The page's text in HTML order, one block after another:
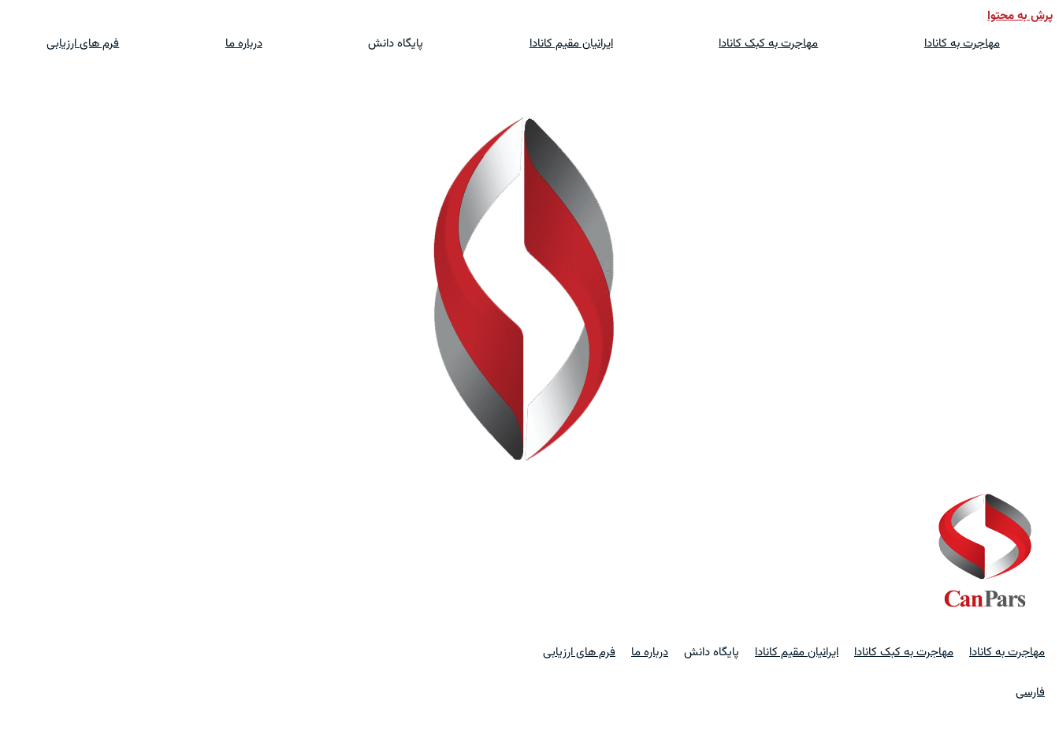
پرش به محتوا
مهاجرت به کانادا
مهاجرت به کبک کانادا ایرانیان مقیم کانادا پایگاه دانش درباره ما فرم های ارزیابی
مهاجرت به کانادا مهاجرت به کبک کانادا ایرانیان مقیم کانادا پایگاه دانش درباره ما فرم های ارزیابی
فارسی